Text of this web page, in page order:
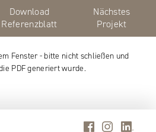
Download
Referenzblatt
Nächstes
Projekt
Fenster - bitte nicht schließen und
PDF generiert wurde.